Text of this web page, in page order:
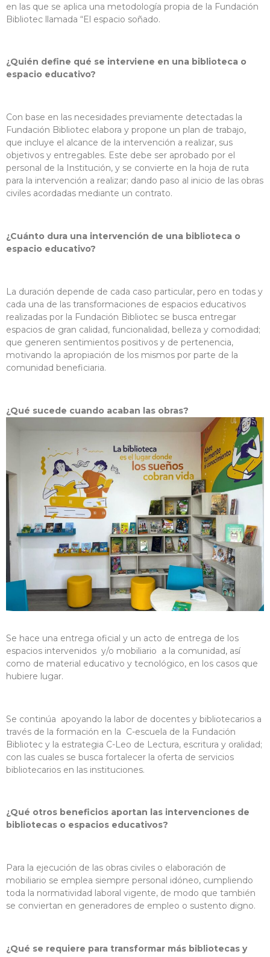
en las que se aplica una metodología propia de la Fundación
Bibliotec llamada “El espacio soñado.
¿Quién define qué se interviene en una biblioteca o
espacio educativo?
Con base en las necesidades previamente detectadas la
Fundación Bibliotec elabora y propone un plan de trabajo,
que incluye el alcance de la intervención a realizar, sus
objetivos y entregables. Este debe ser aprobado por el
personal de la Institución, y se convierte en la hoja de ruta
para la intervención a realizar; dando paso al inicio de las obras
civiles acordadas mediante un contrato.
¿Cuánto dura una intervención de una biblioteca o
espacio educativo?
La duración depende de cada caso particular, pero en todas y
cada una de las transformaciones de espacios educativos
realizadas por la Fundación Bibliotec se busca entregar
espacios de gran calidad, funcionalidad, belleza y comodidad;
que generen sentimientos positivos y de pertenencia,
motivando la apropiación de los mismos por parte de la
comunidad beneficiaria.
¿Qué sucede cuando acaban las obras?
Se hace una entrega oficial y un acto de entrega de los
espacios intervenidos y/o mobiliario a la comunidad, así
como de material educativo y tecnológico, en los casos que
hubiere lugar.
Se continúa apoyando la labor de docentes y bibliotecarios a
través de la formación en la C-escuela de la Fundación
Bibliotec y la estrategia C-Leo de Lectura, escritura y oralidad;
con las cuales se busca fortalecer la oferta de servicios
bibliotecarios en las instituciones.
¿Qué otros beneficios aportan las intervenciones de
bibliotecas o espacios educativos?
Para la ejecución de las obras civiles o elaboración de
mobiliario se emplea siempre personal idóneo, cumpliendo
toda la normatividad laboral vigente, de modo que también
se conviertan en generadores de empleo o sustento digno.
¿Qué se requiere para transformar más bibliotecas y